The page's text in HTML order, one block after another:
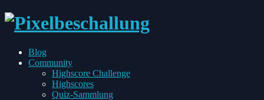
every
Pixel
Blog
CommunityToggle
child
menu
Highscore Challenge
Highscores
Quiz-Sammlung